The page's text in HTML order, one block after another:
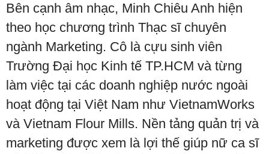
Bên cạnh âm nhạc, Minh Chiêu Anh hiện
theo học chương trình Thạc sĩ chuyên
ngành Marketing. Cô là cựu sinh viên
Trường Đại học Kinh tế TP.HCM và từng
làm việc tại các doanh nghiệp nước ngoài
hoạt động tại Việt Nam như VietnamWorks
và Vietnam Flour Mills. Nền tảng quản trị và
marketing được xem là lợi thế giúp nữ ca sĩ